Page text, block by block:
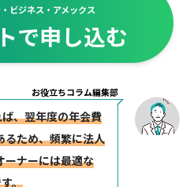
ビジネス・アメックス
で申し込む
お役立ちコラム編集部
、翌年度の年会費
るため、頻繁に法人
ーナーには最適な
。